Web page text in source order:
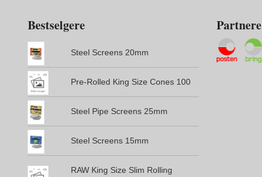
Bestselgere
Steel Screens 20mm
Pre-Rolled King Size Cones 100
Steel Pipe Screens 25mm
Steel Screens 15mm
RAW King Size Slim Rolling
Partnere